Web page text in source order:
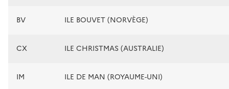
BV ILE BOUVET (NORVÈGE)
CX ILE CHRISTMAS (AUSTRALIE)
IM ILE DE MAN (ROYAUME-UNI)